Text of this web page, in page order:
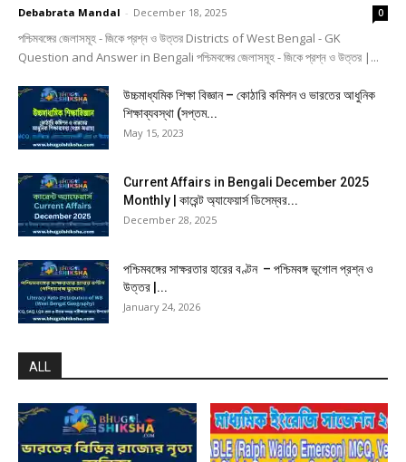
Debabrata Mandal - December 18, 2025 0
পশ্চিমবঙ্গের জেলাসমূহ - জিকে প্রশ্ন ও উত্তর Districts of West Bengal - GK
Question and Answer in Bengali পশ্চিমবঙ্গের জেলাসমূহ - জিকে প্রশ্ন ও উত্তর |...
উচ্চমাধ্যমিক শিক্ষা বিজ্ঞান – কোঠারি কমিশন ও ভারতের আধুনিক
শিক্ষাব্যবস্থা (সপ্তম...
May 15, 2023
Current Affairs in Bengali December 2025
Monthly | কারেন্ট অ্যাফেয়ার্স ডিসেম্বর...
December 28, 2025
পশ্চিমবঙ্গের সাক্ষরতার হারের বণ্টন – পশ্চিমবঙ্গ ভূগোল প্রশ্ন ও
উত্তর |...
January 24, 2026
ALL